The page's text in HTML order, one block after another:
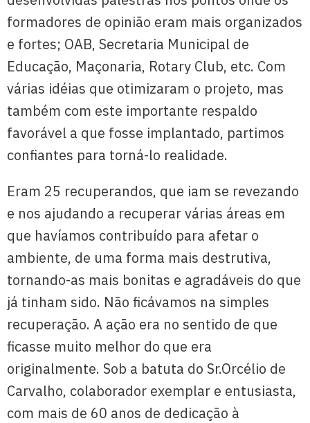
formadores de opinião eram mais organizados
e fortes; OAB, Secretaria Municipal de
Educação, Maçonaria, Rotary Club, etc. Com
várias idéias que otimizaram o projeto, mas
também com este importante respaldo
favorável a que fosse implantado, partimos
confiantes para torná-lo realidade.
Eram 25 recuperandos, que iam se revezando
e nos ajudando a recuperar várias áreas em
que havíamos contribuído para afetar o
ambiente, de uma forma mais destrutiva,
tornando-as mais bonitas e agradáveis do que
já tinham sido. Não ficávamos na simples
recuperação. A ação era no sentido de que
ficasse muito melhor do que era
originalmente. Sob a batuta do Sr.Orcélio de
Carvalho, colaborador exemplar e entusiasta,
com mais de 60 anos de dedicação à